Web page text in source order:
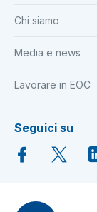
Chi siamo
Media e news
Lavorare in EOC
Seguici su